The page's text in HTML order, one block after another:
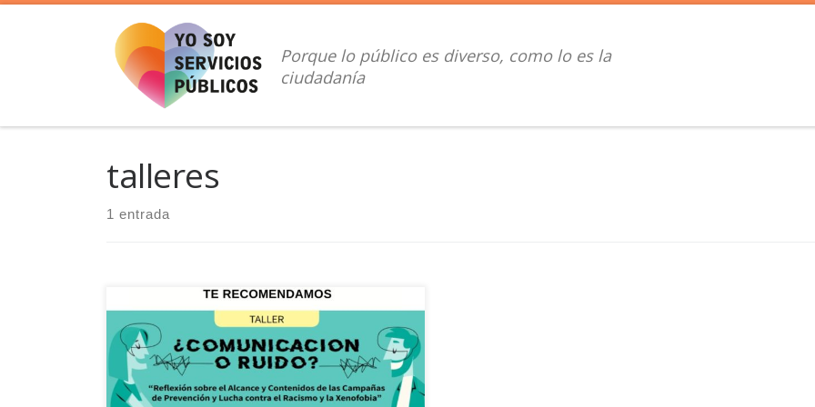
Saltar al contenido
Porque lo público es diverso, como lo es la
ciudadanía
talleres
1 entrada
El próximo 4 de noviembre, el Observatorio Español
del Racismo y la Xenofobia (OBERAXE) celebra el
taller “¿Comunicación o ruido? Reflexión sobre el
alcance y contenidos de las campañas de
prevención y lucha contra el racismo y la xenofobia”,